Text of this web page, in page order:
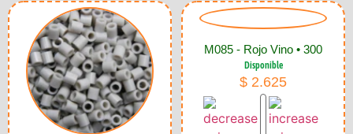
M085 - Rojo Vino • 300
Disponible
$ 2.625